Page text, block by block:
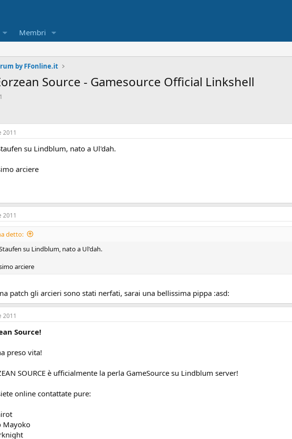
Membri
by FFonline.it
Source - Gamesource Official Linkshell
2011
su Lindblum, nato a Ul'dah.
arciere
2011
detto:
su Lindblum, nato a Ul'dah.
arciere
patch gli arcieri sono stati nerfati, sarai una bellissima pippa :asd:
2011
Source!
preso vita!
SOURCE è ufficialmente la perla GameSource su Lindblum server!
online contattate pure:
Mayoko